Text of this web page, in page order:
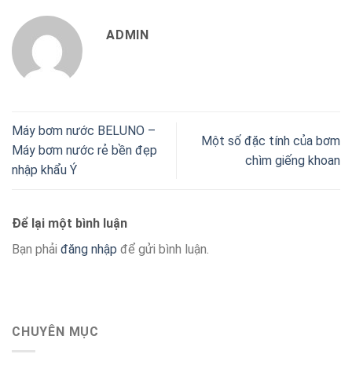
ADMIN
Máy bơm nước BELUNO –
Máy bơm nước rẻ bền đẹp
nhập khẩu Ý
Một số đặc tính của bơm
chìm giếng khoan
Để lại một bình luận
Bạn phải đăng nhập để gửi bình luận.
CHUYÊN MỤC